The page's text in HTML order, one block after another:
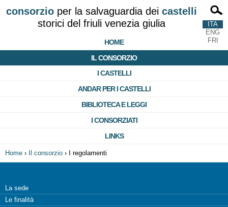
consorzioper la salvaguardia dei castelli
storici del friuli venezia giulia
HOME
IL CONSORZIO
I CASTELLI
ANDAR PER I CASTELLI
BIBLIOTECA E LEGGI
I CONSORZIATI
LINKS
ITA
ENG
FRI
Home › Il consorzio › I regolamenti
La sede
Le finalità